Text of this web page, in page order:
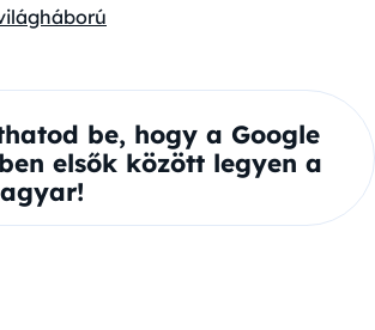
be, hogy a Google
elsők között legyen a